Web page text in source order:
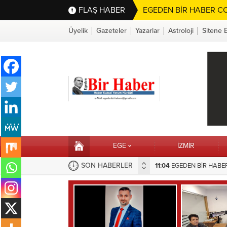
FLAŞ HABER EGEDEN BİR HABER
Üyelik Gazeteler Yazarlar Astroloji Sitene
EGE İZMİR
SON HABERLER 11:04 EGEDEN BİR
16:10 Selahattin